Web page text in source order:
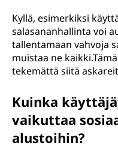
Kyllä, esimerkiksi
salasananhallinta voi
tallentamaan vahvoja
muistaa ne
tekemättä siitä
Kuinka
vaikuttaa
alustoihin?